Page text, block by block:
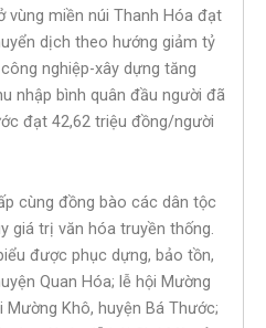
vùng miền núi Thanh Hóa đạt
dịch theo hướng giảm tỷ
nghiệp-xây dựng tăng
nhập bình quân đầu người đã
đạt 42,62 triệu đồng/người
cùng đồng bào các dân tộc
giá trị văn hóa truyền thống.
được phục dựng, bảo tồn,
Quan Hóa; lễ hội Mường
Mường Khô, huyện Bá Thước;